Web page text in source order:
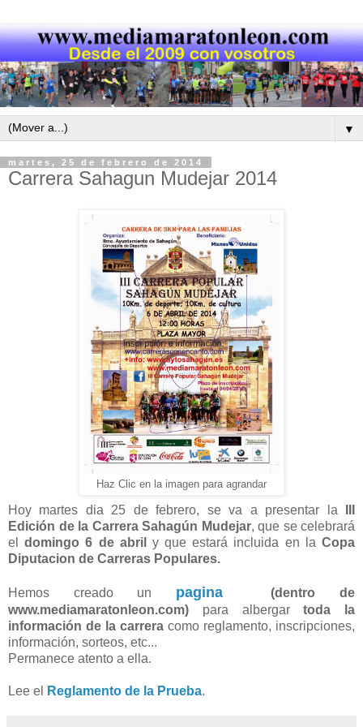
▼
martes, 25 de febrero de 2014
Carrera Sahagun Mudejar 2014
Haz Clic en la imagen para agrandar
Hoy martes dia 25 de febrero, se va a presentar la
Edición de la Carrera Sahagún Mudejar, que se celebrará
eldomingo 6 de abril y que estará incluida en laCopa
Diputacion de Carreras Populares.
Hemos creado un pagina
(dentro de
www.mediamaratonleon.com) para albergartoda la
información de la carrera como reglamento, inscripciones,
información, sorteos, etc...
Permanece atento a ella.
Lee el Reglamento de la Prueba.